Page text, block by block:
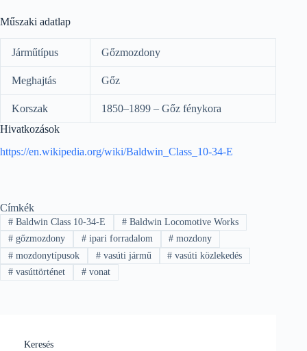
Műszaki adatlap
Járműtípus Gőzmozdony
Meghajtás Gőz
Korszak
1850–1899 – Gőz fénykora
Hivatkozások
https://en.wikipedia.org/wiki/Baldwin_Class_10-34-E
Címkék
#Baldwin Class 10-34-E #Baldwin Locomotive Works
#gőzmozdony #ipari forradalom # mozdony
#mozdonytípusok #vasúti jármű # vasúti közlekedés
#vasúttörténet #vonat
Keresés